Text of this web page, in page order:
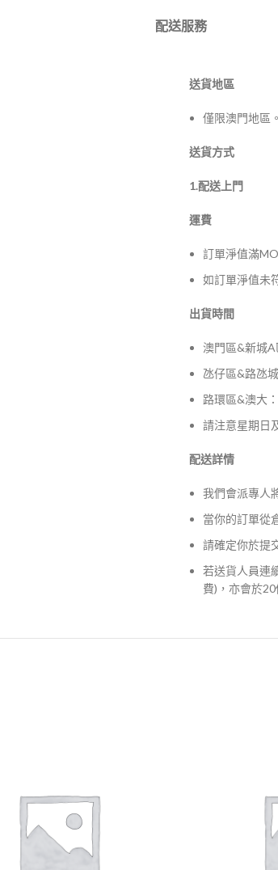
配送服務
送貨地區
僅限澳門地區。
送貨方式
1.配送上門
運費
訂單淨值滿
如訂單淨值未
出貨時間
澳門區&新城A
氹仔區&路氹
路環區&澳大
請注意星期日
配送詳情
我們會派專人
當你的訂單從
請確定你於提
若送貨人員連
費)，亦會於